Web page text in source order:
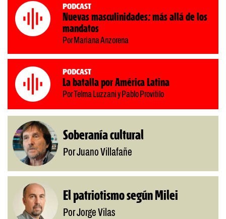
Podcast
Nuevas masculinidades: más allá de los
mandatos
Por Mariana Anzorena
Podcast
La batalla por América Latina
Por Telma Luzzani y Pablo Provitilo
Soberanía cultural
Por Juano Villafañe
El patriotismo según Milei
Por Jorge Vilas